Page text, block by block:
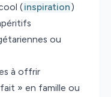
(inspiration)
ou
à offrir
» en famille ou